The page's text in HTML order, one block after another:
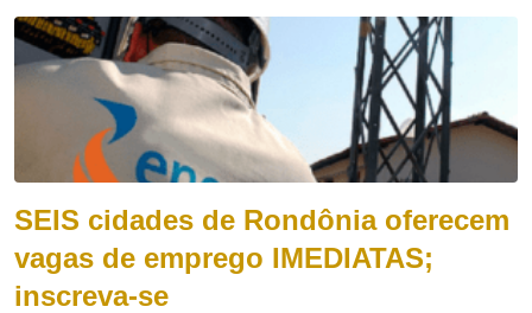
SEIS cidades de Rondônia oferecem
vagas de emprego IMEDIATAS;
inscreva-se